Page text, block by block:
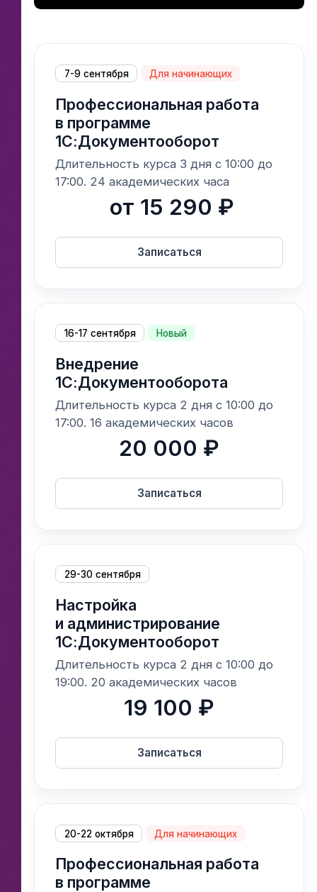
7-9 сентября Для начинающих
Профессиональная работа
в программе
1С:Документооборот
Длительность курса 3 дня с 10:00 до
17:00. 24 академических часа
от 15 290 ₽
Записаться
16-17 сентября Новый
Внедрение
1С:Документооборота
Длительность курса 2 дня с 10:00 до
17:00. 16 академических часов
20 000 ₽
Записаться
29-30 сентября
Настройка
и администрирование
1С:Документооборот
Длительность курса 2 дня с 10:00 до
19:00. 20 академических часов
19 100 ₽
Записаться
20-22 октября Для начинающих
Профессиональная работа
в программе